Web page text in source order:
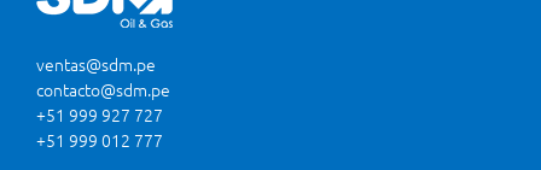
ventas@sdm.pe
contacto@sdm.pe
+51 999 927 727
+51 999 012 777